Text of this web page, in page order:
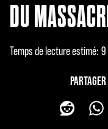
DU
Temps de lecture estimé 9